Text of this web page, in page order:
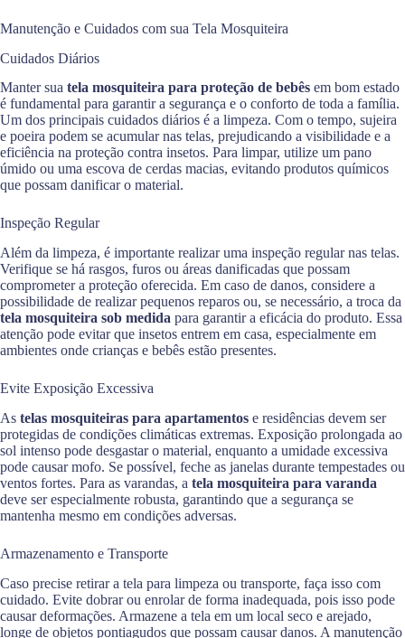
Manutenção e Cuidados com sua Tela Mosquiteira
Cuidados Diários
Manter sua tela mosquiteira para proteção de bebês em bom estado
é fundamental para garantir a segurança e o conforto de toda a família.
Um dos principais cuidados diários é a limpeza. Com o tempo, sujeira
e poeira podem se acumular nas telas, prejudicando a visibilidade e a
eficiência na proteção contra insetos. Para limpar, utilize um pano
úmido ou uma escova de cerdas macias, evitando produtos químicos
que possam danificar o material.
Inspeção Regular
Além da limpeza, é importante realizar uma inspeção regular nas telas.
Verifique se há rasgos, furos ou áreas danificadas que possam
comprometer a proteção oferecida. Em caso de danos, considere a
possibilidade de realizar pequenos reparos ou, se necessário, a troca da
tela mosquiteira sob medida para garantir a eficácia do produto. Essa
atenção pode evitar que insetos entrem em casa, especialmente em
ambientes onde crianças e bebês estão presentes.
Evite Exposição Excessiva
As telas mosquiteiras para apartamentos e residências devem ser
protegidas de condições climáticas extremas. Exposição prolongada ao
sol intenso pode desgastar o material, enquanto a umidade excessiva
pode causar mofo. Se possível, feche as janelas durante tempestades ou
ventos fortes. Para as varandas, a tela mosquiteira para varanda
deve ser especialmente robusta, garantindo que a segurança se
mantenha mesmo em condições adversas.
Armazenamento e Transporte
Caso precise retirar a tela para limpeza ou transporte, faça isso com
cuidado. Evite dobrar ou enrolar de forma inadequada, pois isso pode
causar deformações. Armazene a tela em um local seco e arejado,
longe de objetos pontiagudos que possam causar danos. A manutenção